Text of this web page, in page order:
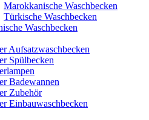
Marokkanische Waschbecken
Türkische Waschbecken
Waschbecken
Aufsatzwaschbecken
Spülbecken
Badewannen
Zubehör
Einbauwaschbecken